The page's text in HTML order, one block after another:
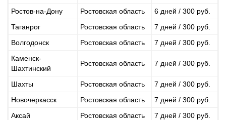
Ростов-на-Дону
Ростовская область
6 дней / 300 руб.
Таганрог
Ростовская область
7 дней / 300 руб.
Волгодонск
Ростовская область
7 дней / 300 руб.
Каменск-
Шахтинский
Ростовская область 7 дней / 300 руб.
Шахты Ростовская область
7 дней / 300 руб.
Новочеркасск
Ростовская область
7 дней / 300 руб.
Аксай
Ростовская область
7 дней / 300 руб.